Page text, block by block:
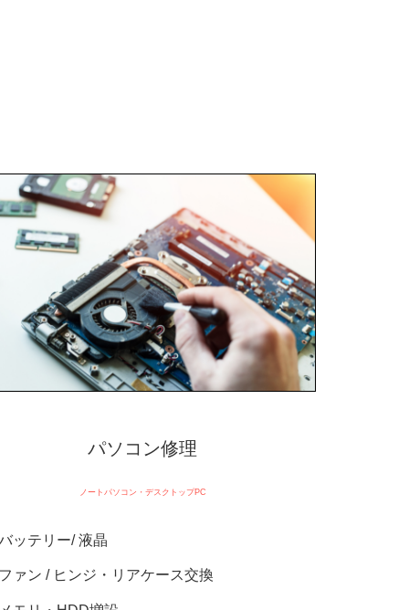
パソコン修理
ノートパソコン・デスクトップPC
ッテリー/ 液晶
ファン / ヒンジ・リアケース交換